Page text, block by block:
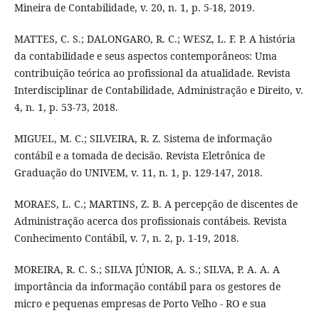
Mineira de Contabilidade, v. 20, n. 1, p. 5-18, 2019.
MATTES, C. S.; DALONGARO, R. C.; WESZ, L. F. P. A história
da contabilidade e seus aspectos contemporâneos: Uma
contribuição teórica ao profissional da atualidade. Revista
Interdisciplinar de Contabilidade, Administração e Direito, v.
4, n. 1, p. 53-73, 2018.
MIGUEL, M. C.; SILVEIRA, R. Z. Sistema de informação
contábil e a tomada de decisão. Revista Eletrônica de
Graduação do UNIVEM, v. 11, n. 1, p. 129-147, 2018.
MORAES, L. C.; MARTINS, Z. B. A percepção de discentes de
Administração acerca dos profissionais contábeis. Revista
Conhecimento Contábil, v. 7, n. 2, p. 1-19, 2018.
MOREIRA, R. C. S.; SILVA JÚNIOR, A. S.; SILVA, P. A. A. A
importância da informação contábil para os gestores de
micro e pequenas empresas de Porto Velho - RO e sua